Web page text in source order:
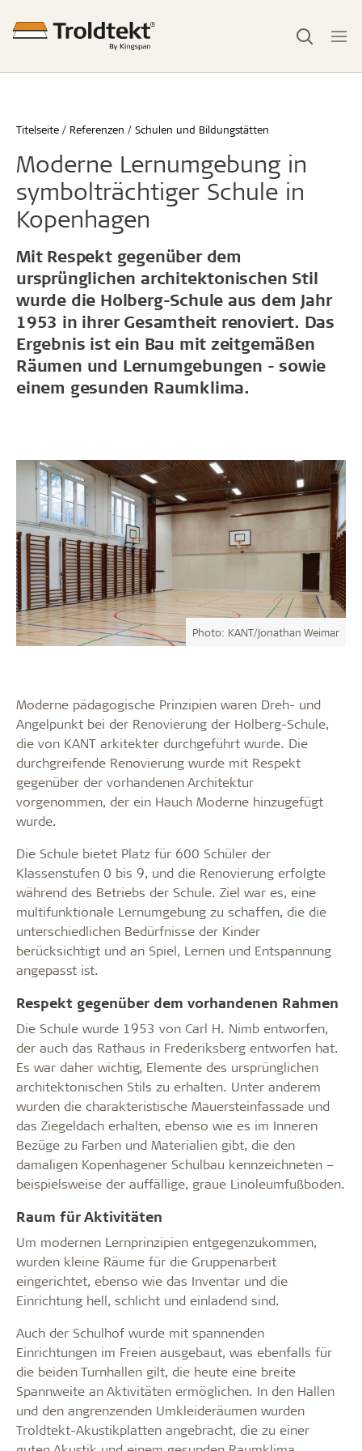
Titelseite Referenzen Schulen und Bildungstätten
Moderne Lernumgebung in
symbolträchtiger Schule in
Kopenhagen
Mit Respekt gegenüber dem
ursprünglichen architektonischen Stil
wurde die Holberg-Schule aus dem Jahr
1953 in ihrer Gesamtheit renoviert. Das
Ergebnis ist ein Bau mit zeitgemäßen
Räumen und Lernumgebungen - sowie
einem gesunden Raumklima.
Photo: KANT/Jonathan Weimar
Moderne pädagogische Prinzipien waren Dreh- und
Angelpunkt bei der Renovierung der Holberg-Schule,
die von KANT arkitekter durchgeführt wurde. Die
durchgreifende Renovierung wurde mit Respekt
gegenüber der vorhandenen Architektur
vorgenommen, der ein Hauch Moderne hinzugefügt
wurde.
Die Schule bietet Platz für 600 Schüler der
Klassenstufen 0 bis 9, und die Renovierung erfolgte
während des Betriebs der Schule. Ziel war es, eine
multifunktionale Lernumgebung zu schaffen, die die
unterschiedlichen Bedürfnisse der Kinder
berücksichtigt und an Spiel, Lernen und Entspannung
angepasst ist.
Respekt gegenüber dem vorhandenen Rahmen
Die Schule wurde 1953 von Carl H. Nimb entworfen,
der auch das Rathaus in Frederiksberg entworfen hat.
Es war daher wichtig, Elemente des ursprünglichen
architektonischen Stils zu erhalten. Unter anderem
wurden die charakteristische Mauersteinfassade und
das Ziegeldach erhalten, ebenso wie es im Inneren
Bezüge zu Farben und Materialien gibt, die den
damaligen Kopenhagener Schulbau kennzeichneten –
beispielsweise der auffällige, graue Linoleumfußboden.
Raum für Aktivitäten
Um modernen Lernprinzipien entgegenzukommen,
wurden kleine Räume für die Gruppenarbeit
eingerichtet, ebenso wie das Inventar und die
Einrichtung hell, schlicht und einladend sind.
Auch der Schulhof wurde mit spannenden
Einrichtungen im Freien ausgebaut, was ebenfalls für
die beiden Turnhallen gilt, die heute eine breite
Spannweite an Aktivitäten ermöglichen. In den Hallen
und den angrenzenden Umkleideräumen wurden
Troldtekt-Akustikplatten angebracht, die zu einer